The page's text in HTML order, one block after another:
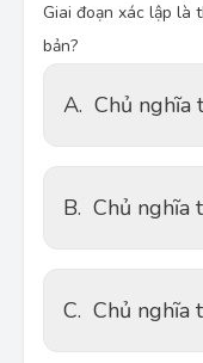
Giai đoạn xác lập là
bản?
A. Chủ nghĩa
B. Chủ nghĩa
C. Chủ nghĩa